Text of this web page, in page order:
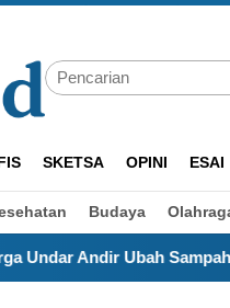
SKETSA OPINI ESAI
Budaya
Plastik Jadi Produk